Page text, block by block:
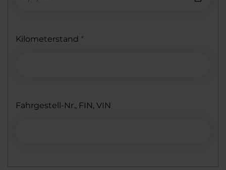
Kilometerstand *
Fahrgestell-Nr., FIN, VIN